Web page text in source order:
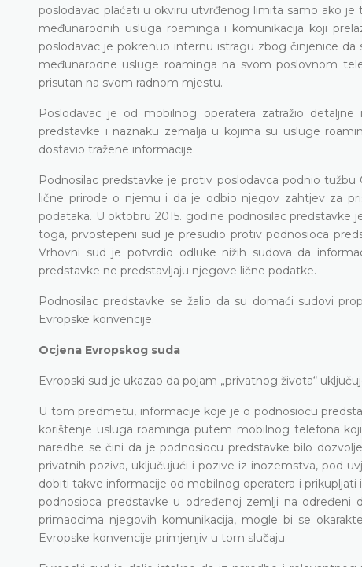
poslodavac plaćati u okviru utvrđenog limita samo ako
međunarodnih usluga roaminga i komunikacija koji
poslodavac je pokrenuo internu istragu zbog činjenice
međunarodne usluge roaminga na svom poslovnom
prisutan na svom radnom mjestu.
Poslodavac je od mobilnog operatera zatražio
predstavke i naznaku zemalja u kojima su usluge
dostavio tražene informacije.
Podnosilac predstavke je protiv poslodavca podnio
lične prirode o njemu i da je odbio njegov zahtjev za
podataka. U oktobru 2015. godine podnosilac
toga, prvostepeni sud je presudio protiv podnosioca
Vrhovni sud je potvrdio odluke nižih sudova da
predstavke ne predstavljaju njegove lične podatke.
Podnosilac predstavke se žalio da su domaći sudovi
Evropske konvencije.
Ocjena Evropskog suda
Evropski sud je ukazao da pojam „privatnog života“
U tom predmetu, informacije koje je o podnosiocu
korištenje usluga roaminga putem mobilnog telefona
naredbe se čini da je podnosiocu predstavke bilo
privatnih poziva, uključujući i pozive iz inozemstva, pod
dobiti takve informacije od mobilnog operatera i
podnosioca predstavke u određenoj zemlji na određeni
primaocima njegovih komunikacija, mogle bi se
Evropske konvencije primjenjiv u tom slučaju.